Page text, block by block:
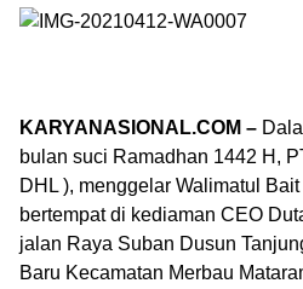
KARYANASIONAL.COM –
bulan suci Ramadhan 1442 H,
DHL ), menggelar Walimatul
bertempat di kediaman CEO
jalan Raya Suban Dusun
Baru Kecamatan Merbau